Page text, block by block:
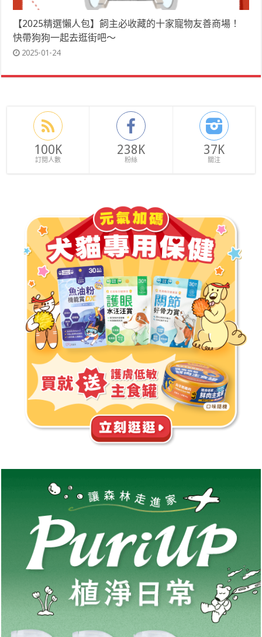
【2025精選懶人包】飼主必收藏的十家寵物友善商場！
快帶狗狗一起去逛街吧～
2025-01-24
100K
訂閱人數
238K
粉絲
37K
關注